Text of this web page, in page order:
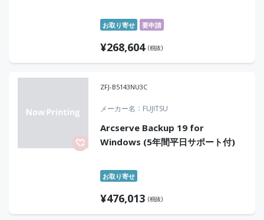
お取り寄せ 要申請
¥268,604 (税抜)
ZFJ-B5143NU3C
メーカー名 FUJITSU
Arcserve Backup 19 for
Windows (5年間平日サポート付)
お取り寄せ
¥476,013 (税抜)